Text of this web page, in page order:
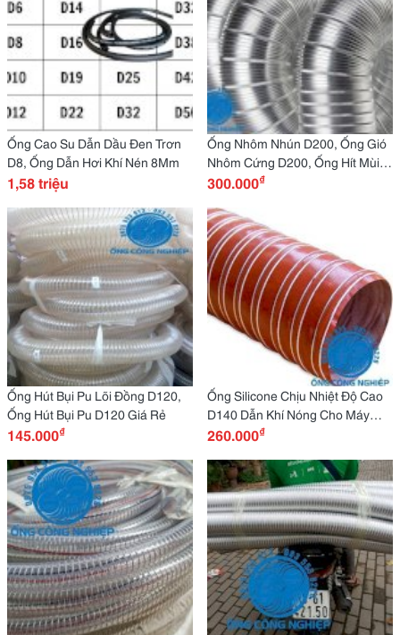
Ống Cao Su Dẫn Dầu Đen Trơn
D8, Ống Dẫn Hơi Khí Nén 8Mm
1,58 triệu
Ống Nhôm Nhún D200, Ống Gió
Nhôm Cứng D200, Ống Hít Mùi,
Hút Khói Chịu Nhiệt
300.000₫
Ống Hút Bụi Pu Lõi Đồng D120,
Ống Hút Bụi Pu D120 Giá Rẻ
145.000₫
Ống Silicone Chịu Nhiệt Độ Cao
D140 Dẫn Khí Nóng Cho Máy
Sấy
260.000₫